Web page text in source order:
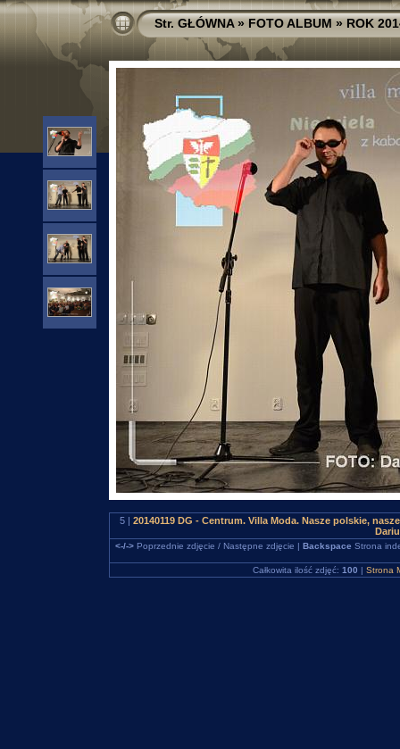
Str. GŁÓWNA»FOTO ALBUM»ROK
5 | 20140119 DG - Centrum. Villa Moda. Nasze polskie,
<-/->Poprzednie zdjęcie / Następne zdjęcie | Backspace Strona
Całkowita ilość zdjęć: 100 | Strona